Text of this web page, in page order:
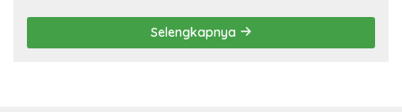
Selengkapnya